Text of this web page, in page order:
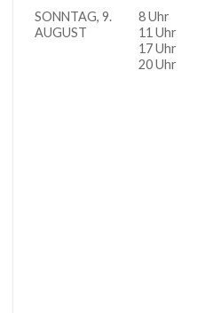
DATUM
UHRZEIT
SONNTAG, 9.
AUGUST
8 Uhr
11 Uhr
17 Uhr
20 Uhr